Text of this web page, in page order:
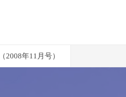
2008年11月号）